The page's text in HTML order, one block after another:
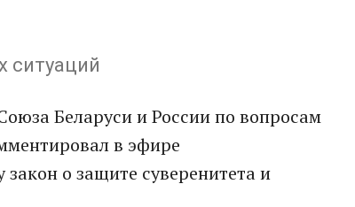
ситуаций
Беларуси и России по вопросам
в эфире
о защите суверенитета и